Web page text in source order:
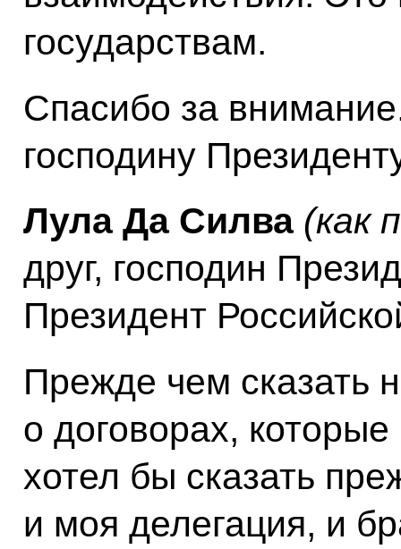
государствам.
Спасибо за
господину
Лула Да Силва (как
друг, господин
Президент
Прежде чем сказать
о договорах,
хотел бы сказать
и моя делегация, и